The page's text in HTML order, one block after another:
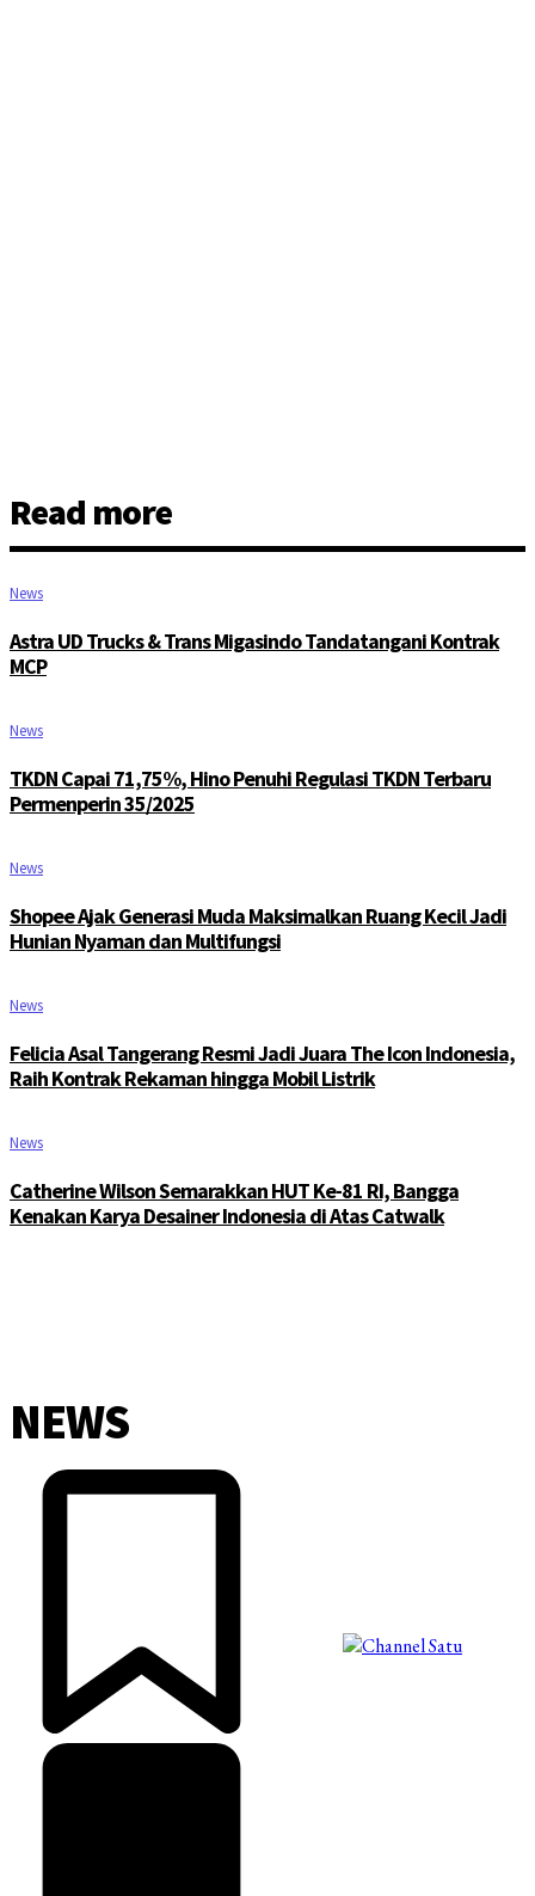
Read more
News
Astra UD Trucks & Trans Migasindo Tandatangani Kontrak
MCP
News
TKDN Capai 71,75%, Hino Penuhi Regulasi TKDN Terbaru
Permenperin 35/2025
News
Shopee Ajak Generasi Muda Maksimalkan Ruang Kecil Jadi
Hunian Nyaman dan Multifungsi
News
Felicia Asal Tangerang Resmi Jadi Juara The Icon Indonesia,
Raih Kontrak Rekaman hingga Mobil Listrik
News
Catherine Wilson Semarakkan HUT Ke-81 RI, Bangga
Kenakan Karya Desainer Indonesia di Atas Catwalk
NEWS